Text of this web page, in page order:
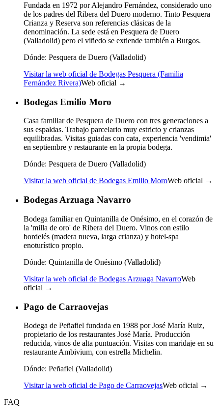
Fundada en 1972 por Alejandro Fernández, considerado uno
de los padres del Ribera del Duero moderno. Tinto Pesquera
Crianza y Reserva son referencias clásicas de la
denominación. La sede está en Pesquera de Duero
(Valladolid) pero el viñedo se extiende también a Burgos.
Dónde: Pesquera de Duero (Valladolid)
Visitar la web oficial de Bodegas Pesquera (Familia
Fernández Rivera)Web oficial →
Bodegas Emilio Moro
Casa familiar de Pesquera de Duero con tres generaciones a
sus espaldas. Trabajo parcelario muy estricto y crianzas
equilibradas. Visitas guiadas con cata, experiencia 'vendimia'
en septiembre y restaurante en la propia bodega.
Dónde: Pesquera de Duero (Valladolid)
Visitar la web oficial de Bodegas Emilio MoroWeb oficial →
Bodegas Arzuaga Navarro
Bodega familiar en Quintanilla de Onésimo, en el corazón de
la 'milla de oro' de Ribera del Duero. Vinos con estilo
bordelés (madera nueva, larga crianza) y hotel-spa
enoturístico propio.
Dónde: Quintanilla de Onésimo (Valladolid)
Visitar la web oficial de Bodegas Arzuaga NavarroWeb
oficial →
Pago de Carraovejas
Bodega de Peñafiel fundada en 1988 por José María Ruiz,
propietario de los restaurantes José María. Producción
reducida, vinos de alta puntuación. Visitas con maridaje en su
restaurante Ambivium, con estrella Michelin.
Dónde: Peñafiel (Valladolid)
Visitar la web oficial de Pago de CarraovejasWeb oficial →
FAQ